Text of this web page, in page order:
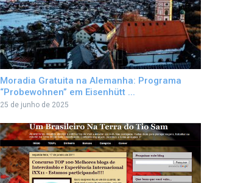
Moradia Gratuita na Alemanha: Programa
“Probewohnen” em Eisenhütt ...
25 de junho de 2025